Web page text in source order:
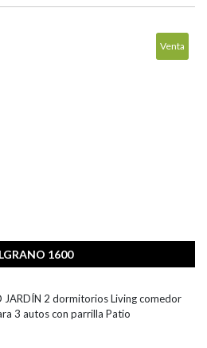
Venta
1600
JARDÍN 2 dormitorios Living comedor
3 autos con parrilla Patio